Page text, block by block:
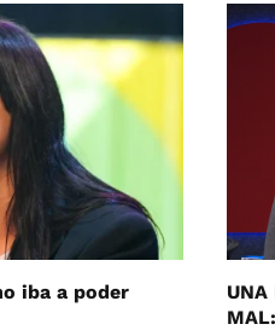
iba a poder
UNA